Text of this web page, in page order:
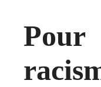
Pour